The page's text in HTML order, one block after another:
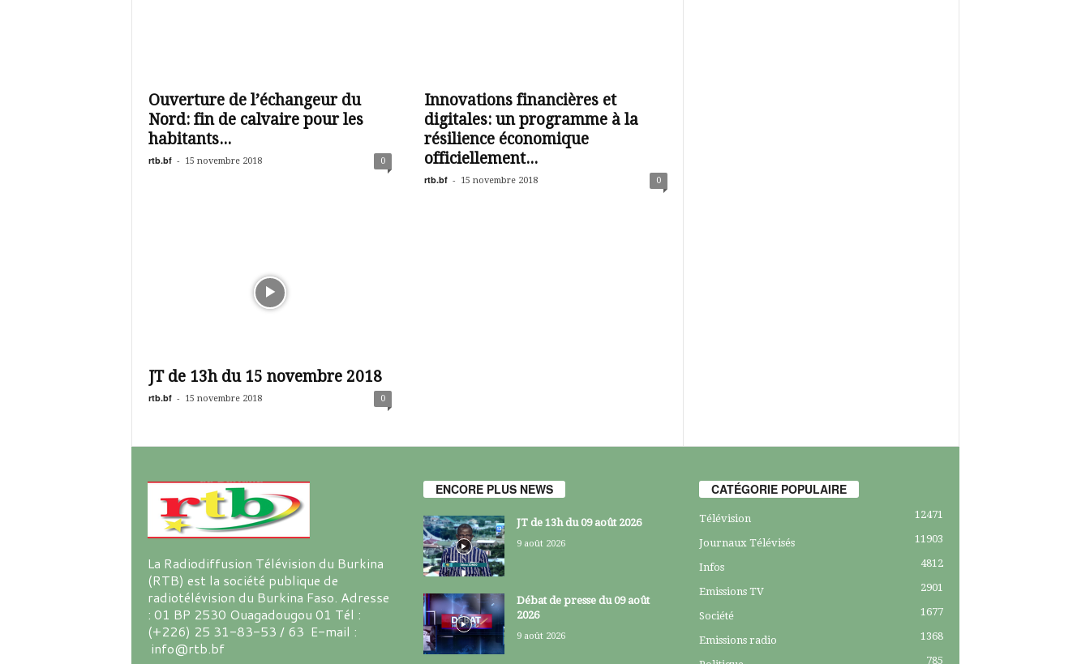
Ouverture de l’échangeur du
Nord: fin de calvaire pour les
habitants...
rtb.bf - 15 novembre 2018 0
Innovations financières et
digitales: un programme à la
résilience économique
officiellement...
rtb.bf - 15 novembre 2018 0
JT de 13h du 15 novembre 2018
rtb.bf - 15 novembre 2018 0
La Radiodiffusion Télévision du Burkina
(RTB) est la société publique de
radiotélévision du Burkina Faso. Adresse
: 01 BP 2530 Ouagadougou 01 Tél :
(+226) 25 31-83-53 / 63 E-mail :
info@rtb.bf
ENCORE PLUS NEWS
JT de 13h du 09 août 2026
9 août 2026
Débat de presse du 09 août
2026
9 août 2026
CATÉGORIE POPULAIRE
Télévision 12471
Journaux Télévisés 11903
Infos 4812
Emissions TV 2901
Société 1677
Emissions radio 1368
785